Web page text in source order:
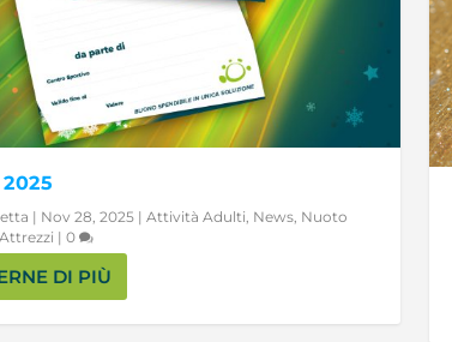
| Nov 28, 2025 |Attività Adulti News Nuoto
|0
DI PIÙ